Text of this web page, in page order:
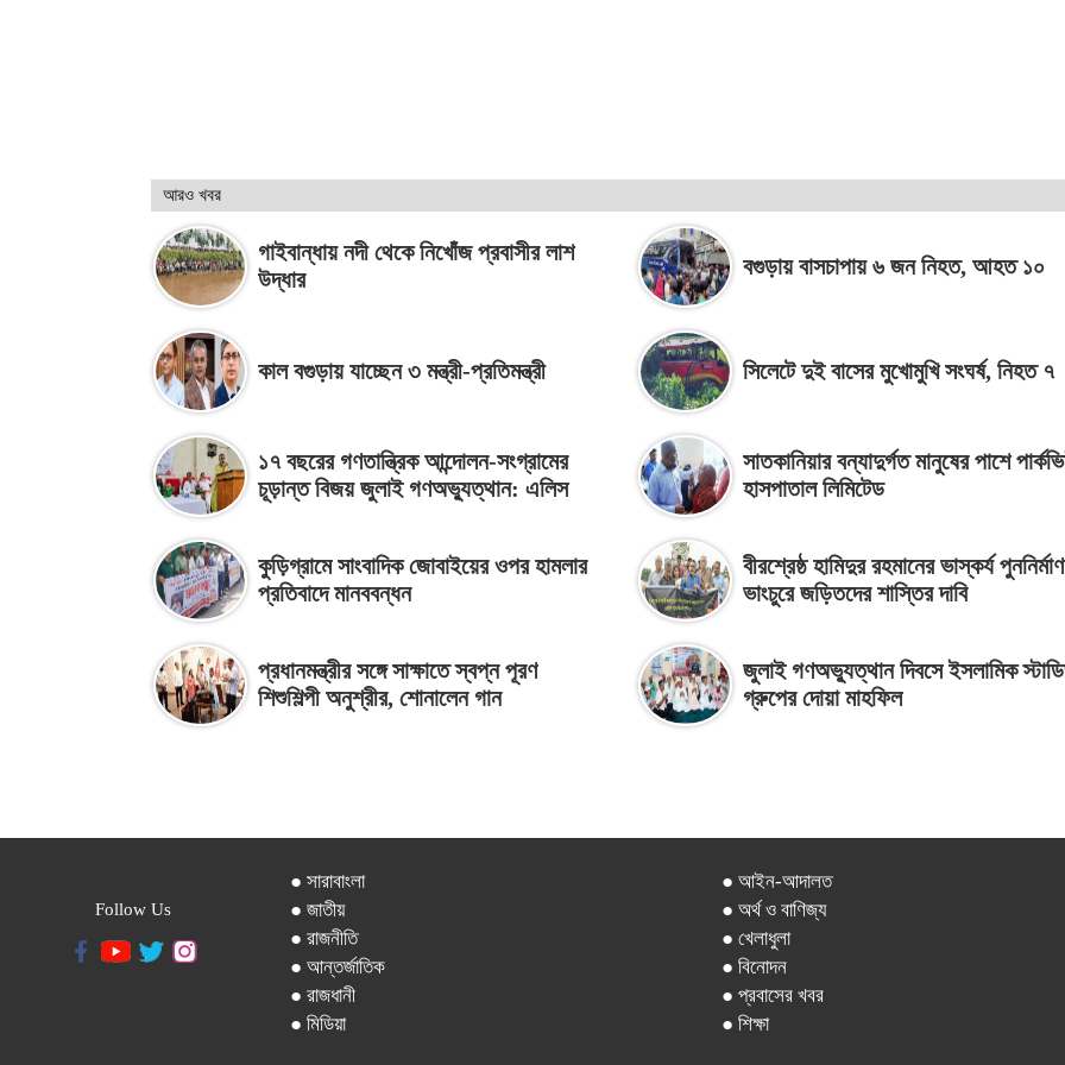
আরও খবর
গাইবান্ধায় নদী থেকে নিখোঁজ প্রবাসীর লাশ
উদ্ধার
বগুড়ায় বাসচাপায় ৬ জন নিহত, আহত ১০
কাল বগুড়ায় যাচ্ছেন ৩ মন্ত্রী-প্রতিমন্ত্রী সিলেটে দুই বাসের মুখোমুখি সংঘর্ষ, নিহত ৭
১৭ বছরের গণতান্ত্রিক আন্দোলন-সংগ্রামের
চূড়ান্ত বিজয় জুলাই গণঅভ্যুত্থান: এলিস
সাতকানিয়ার বন্যাদুর্গত মানুষের পাশে
হাসপাতাল লিমিটেড
কুড়িগ্রামে সাংবাদিক জোবাইয়ের ওপর হামলার
প্রতিবাদে মানববন্ধন
বীরশ্রেষ্ঠ হামিদুর রহমানের ভাস্কর্য
ভাংচুরে জড়িতদের শাস্তির দাবি
প্রধানমন্ত্রীর সঙ্গে সাক্ষাতে স্বপ্ন পূরণ
শিশুশিল্পী অনুশ্রীর, শোনালেন গান
জুলাই গণঅভ্যুত্থান দিবসে ইসলামিক
গ্রুপের দোয়া মাহফিল
Follow Us
● সারাবাংলা
● জাতীয়
● রাজনীতি
● আন্তর্জাতিক
● রাজধানী
● মিডিয়া
● আইন-আদালত
● অর্থ ও বাণিজ্য
● খেলাধুলা
● বিনোদন
● প্রবাসের খবর
● শিক্ষা